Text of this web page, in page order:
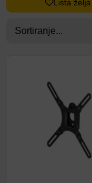
Lista želja